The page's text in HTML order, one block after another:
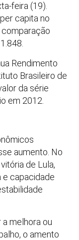
feira (19).
capita no
Rendimento
Brasileiro de
da série
em 2012.
aumento. No
de Lula,
e capacidade
melhora ou
o amento